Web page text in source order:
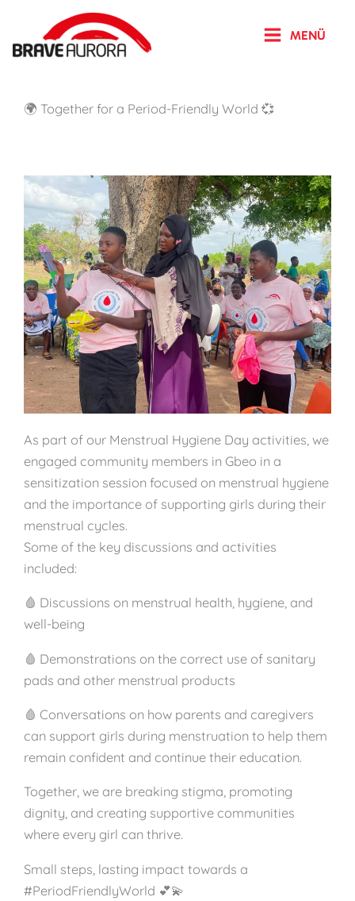
springen
MENÜ
🌍 Together for a Period-Friendly World 💞
As part of our Menstrual Hygiene Day activities, we
engaged community members in Gbeo in a
sensitization session focused on menstrual hygiene
and the importance of supporting girls during their
menstrual cycles.
Some of the key discussions and activities
included:
🩸 Discussions on menstrual health, hygiene, and
well-being
🩸 Demonstrations on the correct use of sanitary
pads and other menstrual products
🩸 Conversations on how parents and caregivers
can support girls during menstruation to help them
remain confident and continue their education.
Together, we are breaking stigma, promoting
dignity, and creating supportive communities
where every girl can thrive.
Small steps, lasting impact towards a
#PeriodFriendlyWorld 💕💫